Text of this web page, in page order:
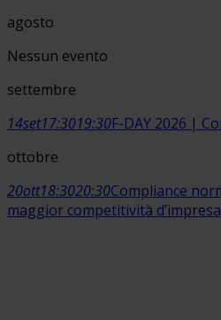
agosto
Nessun evento
settembre
14set17:3019:30F-DAY 2026 |
ottobre
20ott18:3020:30Compliance
maggior competitività d’impresa